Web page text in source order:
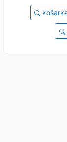
košarka